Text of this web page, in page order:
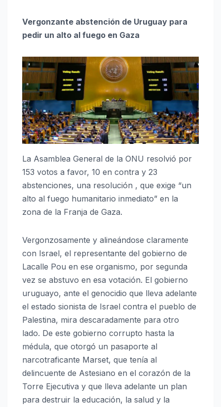
Vergonzante abstención de Uruguay para
pedir un alto al fuego en Gaza
La Asamblea General de la ONU resolvió por
153 votos a favor, 10 en contra y 23
abstenciones, una resolución , que exige “un
alto al fuego humanitario inmediato” en la
zona de la Franja de Gaza.
Vergonzosamente y alineándose claramente
con Israel, el representante del gobierno de
Lacalle Pou en ese organismo, por segunda
vez se abstuvo en esa votación. El gobierno
uruguayo, ante el genocidio que lleva adelante
el estado sionista de Israel contra el pueblo de
Palestina, mira descaradamente para otro
lado. De este gobierno corrupto hasta la
médula, que otorgó un pasaporte al
narcotraficante Marset, que tenía al
delincuente de Astesiano en el corazón de la
Torre Ejecutiva y que lleva adelante un plan
para destruir la educación, la salud y la